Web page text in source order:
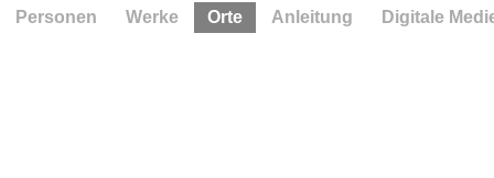
Personen Werke Orte Anleitung Digitale